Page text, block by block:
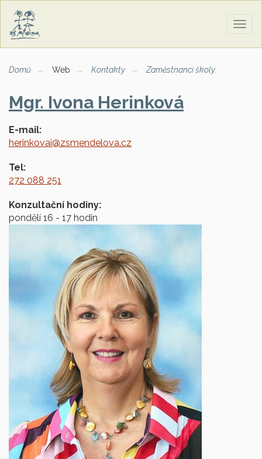
Domů Web Kontakty Zaměstnanci školy
Mgr. Ivona Herinková
E-mail:
herinkovai@zsmendelova.cz
Tel:
272 088 251
Konzultační hodiny:
pondělí 16 - 17 hodin